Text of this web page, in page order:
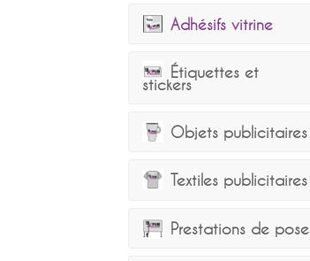
Adhésifs vitrine
Étiquettes et
stickers
Objets publicitaires
Textiles publicitaires
Prestations de pose